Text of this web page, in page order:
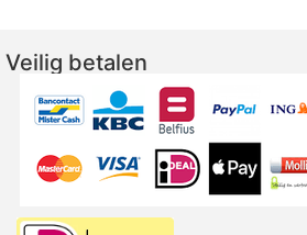
Veilig betalen